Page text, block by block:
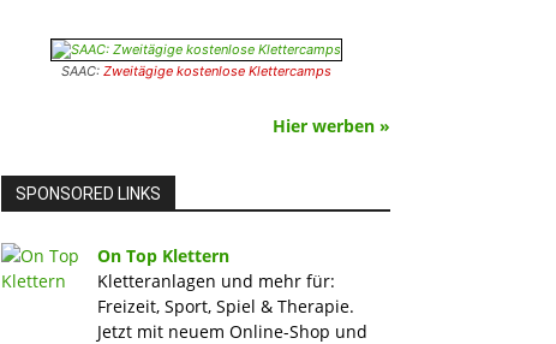
SAAC: Zweitägige kostenlose Klettercamps
Hier werben »
SPONSORED LINKS
On Top Klettern
Kletteranlagen und mehr für:
Freizeit, Sport, Spiel & Therapie.
Jetzt mit neuem Online-Shop und